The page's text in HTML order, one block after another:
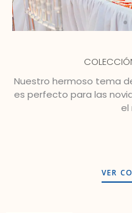
Nuestro hermoso tema
es perfecto para las
el
VER